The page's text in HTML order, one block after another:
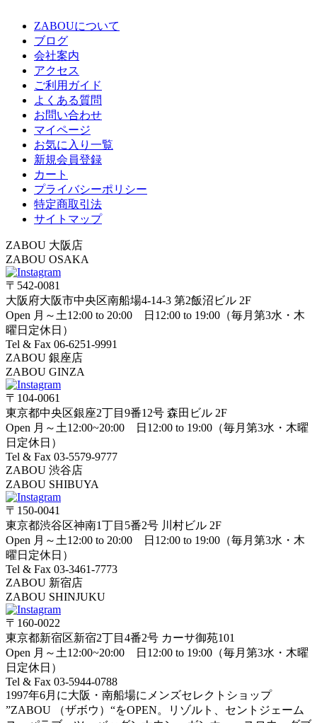
ZABOUについて
ブログ
会社案内
アクセス
ご利用ガイド
よくある質問
お問い合わせ
マイページ
お気に入り一覧
新規会員登録
カート
プライバシーポリシー
特定商取引法
サイトマップ
ZABOU 大阪店
ZABOU OSAKA
〒542-0081
大阪府大阪市中央区南船場4-14-3 第2飯沼ビル 2F
Open 月～土12:00 to 20:00 日12:00 to 19:00（毎月第3水・木
曜日定休日）
Tel & Fax 06-6251-9991
ZABOU 銀座店
ZABOU GINZA
〒104-0061
東京都中央区銀座2丁目9番12号 森田ビル 2F
Open 月～土12:00~20:00 日12:00 to 19:00（毎月第3水・木曜
日定休日）
Tel & Fax 03-5579-9777
ZABOU 渋谷店
ZABOU SHIBUYA
〒150-0041
東京都渋谷区神南1丁目5番2号 川村ビル 2F
Open 月～土12:00 to 20:00 日12:00 to 19:00（毎月第3水・木
曜日定休日）
Tel & Fax 03-3461-7773
ZABOU 新宿店
ZABOU SHINJUKU
〒160-0022
東京都新宿区新宿2丁目4番2号 カーサ御苑101
Open 月～土12:00~20:00 日12:00 to 19:00（毎月第3水・木曜
日定休日）
Tel & Fax 03-5944-0788
1997年6月に大阪・南船場にメンズセレクトショップ
”ZABOU （ザボウ）“をOPEN。リゾルト、セントジェーム